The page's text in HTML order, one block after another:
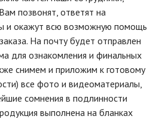
позвонят, ответят на
и окажут всю возможную помощь
На почту будет отправлен
для ознакомления и финальных
снимем и приложим к готовому
все фото и видеоматериалы,
сомнения в подлинности
выполнена на бланках